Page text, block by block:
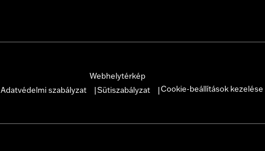
Webhelytérkép
Adatvédelmi szabályzat Sütiszabályzat Cookie-beállítások kezelése